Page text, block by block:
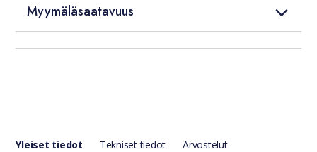
Myymäläsaatavuus
Yleiset tiedot Tekniset tiedot Arvostelut